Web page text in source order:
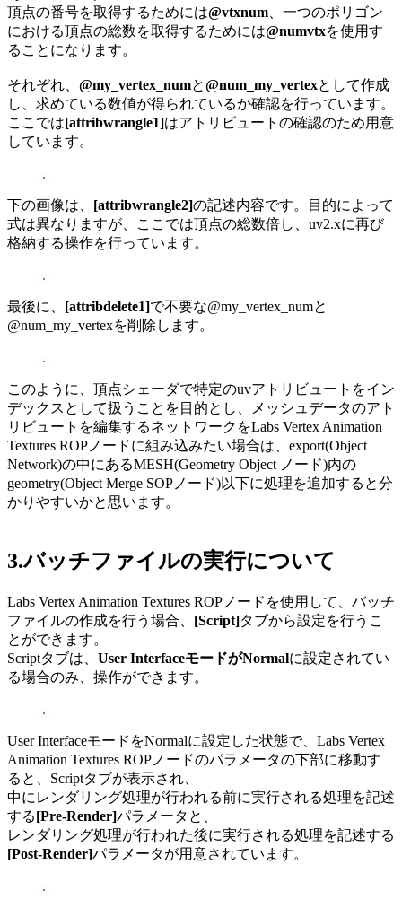
頂点の番号を取得するためには@vtxnum 、一つのポリゴン
における頂点の総数を取得するためには@numvtxを使用す
ることになります。
それぞれ、 @my_vertex_numと@num_my_vertexとして作成
し、求めている数値が得られているか確認を行っています。
ここでは[attribwrangle1]はアトリビュートの確認のため用意
しています。
下の画像は、 [attribwrangle2]の記述内容です。目的によって
式は異なりますが、ここでは頂点の総数倍し、uv2.xに再び
格納する操作を行っています。
最後に、 [attribdelete1]で不要な@my_vertex_numと
@num_my_vertexを削除します。
このように、頂点シェーダで特定のuvアトリビュートをイン
デックスとして扱うことを目的とし、メッシュデータのアト
リビュートを編集するネットワークをLabs Vertex Animation
Textures ROPノードに組み込みたい場合は、export(Object
Network)の中にあるMESH(Geometry Object ノード)内の
geometry(Object Merge SOPノード)以下に処理を追加すると分
かりやすいかと思います。
3.バッチファイルの実行について
Labs Vertex Animation Textures ROPノードを使用して、バッチ
ファイルの作成を行う場合、 [Script]タブから設定を行うこ
とができます。
Scriptタブは、 User InterfaceモードがNormalに設定されてい
る場合のみ、操作ができます。
User InterfaceモードをNormalに設定した状態で、Labs Vertex
Animation Textures ROPノードのパラメータの下部に移動す
ると、Scriptタブが表示され、
中にレンダリング処理が行われる前に実行される処理を記述
する[Pre-Render]パラメータと、
レンダリング処理が行われた後に実行される処理を記述する
[Post-Render]パラメータが用意されています。